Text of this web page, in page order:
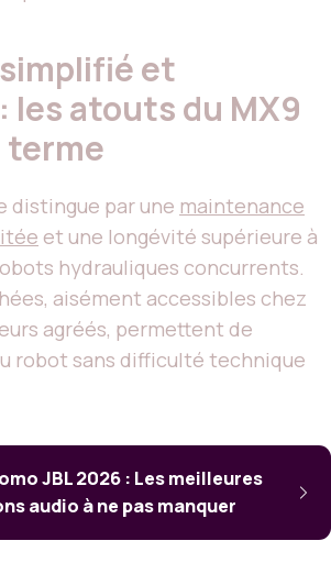
et
les atouts du MX9
terme
distingue par une maintenance
et une longévité supérieure à
hydrauliques concurrents.
aisément accessibles chez
agréés, permettent de
robot sans difficulté technique
JBL 2026 : Les meilleures
audio à ne pas manquer